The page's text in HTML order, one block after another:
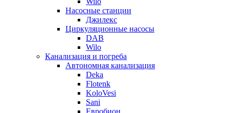
Насосные станции
Джилекс
Циркуляционные насосы
DAB
Wilo
Канализация и погреба
Автономная канализация
Deka
Flotenk
KoloVesi
Sani
Евробион